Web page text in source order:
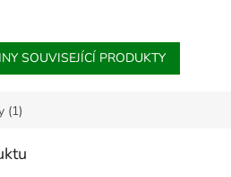
SOUVISEJÍCÍ PRODUKTY
(1)